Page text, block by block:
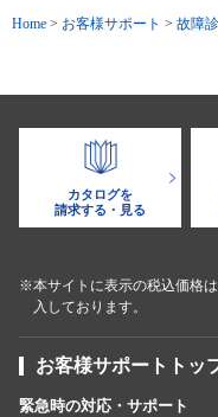
Home > お客様サポート > 故障
カタログを
請求する・見る
※本サイトに表示の税込価格
入しております。
お客様サポートトッ
緊急時の対応・サポート